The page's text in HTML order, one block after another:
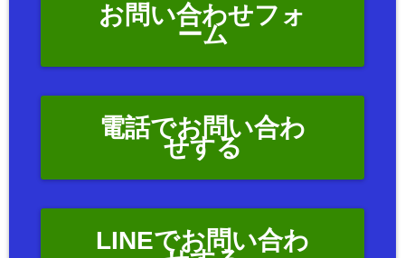
お問い合わせフォ
ーム
電話でお問い合わ
せする
LINEでお問い合わ